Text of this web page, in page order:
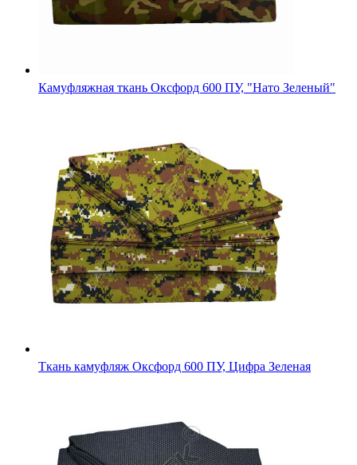
Ткань камуфляж Оксфорд 600 ПУ, Цифра Зеленая
Камуфляжная ткань Кордура 1000D оригинал